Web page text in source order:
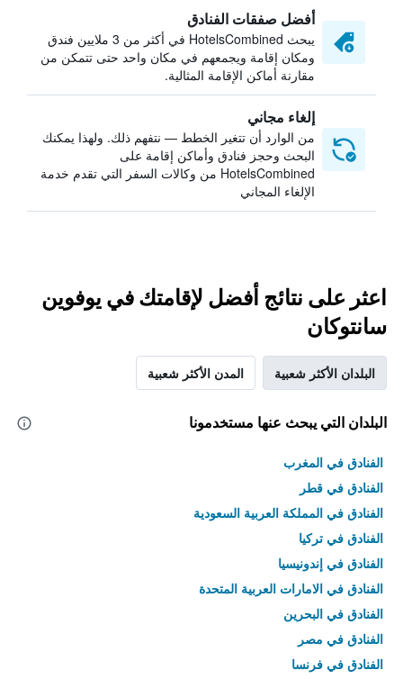
أفضل صفقات الفنادق
يبحث HotelsCombined في أكثر من 3 ملايين فندق
ومكان إقامة ويجمعهم في مكان واحد حتى تتمكن من
مقارنة أماكن الإقامة المثالية.
إلغاء مجاني
من الوارد أن تتغير الخطط — نتفهم ذلك. ولهذا يمكنك
البحث وحجز فنادق وأماكن إقامة على
HotelsCombined من وكالات السفر التي تقدم خدمة
الإلغاء المجاني
اعثر على نتائج أفضل لإقامتك في يوفوين
سانتوكان
البلدان الأكثر شعبية المدن الأكثر شعبية
البلدان التي يبحث عنها مستخدمونا
الفنادق في المغرب
الفنادق في قطر
الفنادق في المملكة العربية السعودية
الفنادق في تركيا
الفنادق في إندونيسيا
الفنادق في الامارات العربية المتحدة
الفنادق في البحرين
الفنادق في مصر
الفنادق في فرنسا